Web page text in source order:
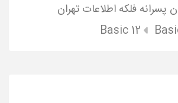
پسرانه فلکه اطلاعات تهران
Basic 12